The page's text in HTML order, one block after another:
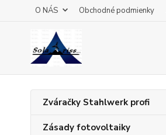
O NÁS Obchodné podmienky
Zváračky Stahlwerk profi
Zásady fotovoltaiky